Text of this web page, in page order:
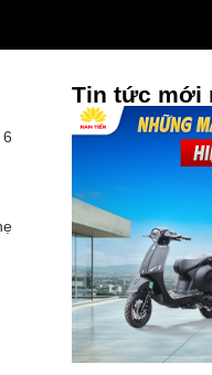
Tin tức mới